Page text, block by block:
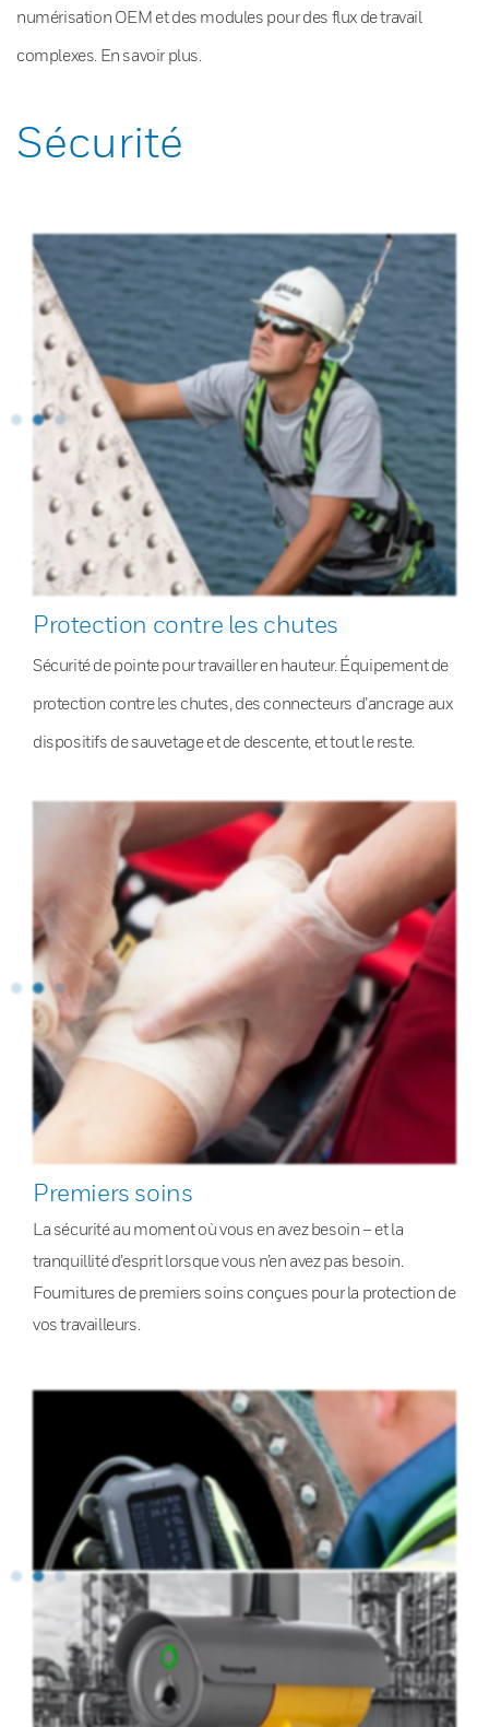
numérisation OEM et des modules pour des flux de travail
complexes. En savoir plus.
Sécurité
Protection contre les chutes
Sécurité de pointe pour travailler en hauteur. Équipement de
protection contre les chutes, des connecteurs d’ancrage aux
dispositifs de sauvetage et de descente, et tout le reste.
Premiers soins
La sécurité au moment où vous en avez besoin – et la
tranquillité d’esprit lorsque vous n’en avez pas besoin.
Fournitures de premiers soins conçues pour la protection de
vos travailleurs.